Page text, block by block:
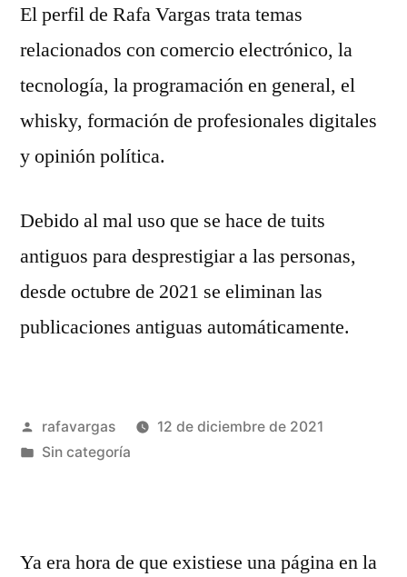
El perfil de Rafa Vargas trata temas
relacionados con comercio electrónico, la
tecnología, la programación en general, el
whisky, formación de profesionales digitales
y opinión política.
Debido al mal uso que se hace de tuits
antiguos para desprestigiar a las personas,
desde octubre de 2021 se eliminan las
publicaciones antiguas automáticamente.
Publicado
por
rafavargas
12 de diciembre de 2021
Publicado
Sin categoría
Ya era hora de que existiese una página en la